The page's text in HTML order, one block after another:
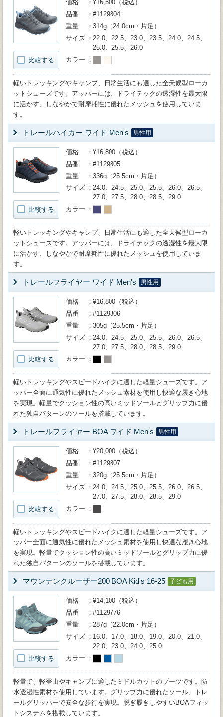
比較する
価格
¥16,500（税込）
品番
#1129804
重量
314g（24.0cm・片足）
サイズ
22.0、22.5、23.0、23.5、24.0、24.5、
25.0、25.5、26.0
カラー
軽いトレッキングやキャンプ、日常生活にも適した全天候型ローカ
ットシューズです。アッパーには、ドライテックの透湿性を最大限
に活かす、しなやかで耐摩耗性に優れたメッシュを使用していま
す。
トレールハイカー ワイド Men's 男性用
比較する
価格
¥16,800（税込）
品番
#1129805
重量
336g（25.5cm・片足）
サイズ
24.0、24.5、25.0、25.5、26.0、26.5、
27.0、27.5、28.0、28.5、29.0
カラー
軽いトレッキングやキャンプ、日常生活にも適した全天候型ローカ
ットシューズです。アッパーには、ドライテックの透湿性を最大限
に活かす、しなやかで耐摩耗性に優れたメッシュを使用していま
す。
トレールフライヤー ワイド Men's 男性用
比較する
価格
¥16,800（税込）
品番
#1129806
重量
305g（25.5cm・片足）
サイズ
24.0、24.5、25.0、25.5、26.0、26.5、
27.0、27.5、28.0、28.5、29.0
カラー
軽いトレッキングやスピードハイクに適した軽量シューズです。ア
ッパー全面に通気性に優れたメッシュ素材を使用し快適な履き心地
を実現。軽量でクッション性の高いミッドソールとグリップ力に優
れた独自パターンのソールを搭載しています。
トレールフライヤー BOA ワイド Men's 男性用
比較する
価格
¥20,000（税込）
品番
#1129807
重量
320g（25.5cm・片足）
サイズ
24.0、24.5、25.0、25.5、26.0、26.5、
27.0、27.5、28.0、28.5、29.0
カラー
軽いトレッキングやスピードハイクに適した軽量シューズです。ア
ッパー全面に通気性に優れたメッシュ素材を使用し快適な履き心地
を実現。軽量でクッション性の高いミッドソールとグリップ力に優
れた独自パターンのソールを搭載しています。
マウンテンクルーザー200 BOA Kid's 16-25 子ども用
比較する
価格
¥14,100（税込）
品番
#1129776
重量
287g（22.0cm・片足）
サイズ
16.0、17.0、18.0、19.0、20.0、21.0、
22.0、23.0、24.0、25.0
カラー
軽量で、軽登山やキャンプに適したミドルカットのブーツです。防
水透湿性素材を使用しています。グリップ力に優れたソール、トレ
ールグリッパーで安全な歩行を実現。脱ぎ履きしやすいBOAフィッ
トシステムを搭載しています。